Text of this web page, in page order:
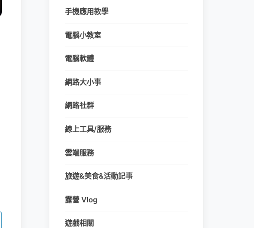
手機應用教學
電腦小教室
電腦軟體
網路大小事
網路社群
線上工具/服務
雲端服務
旅遊&美食&活動記事
露營 Vlog
遊戲相關